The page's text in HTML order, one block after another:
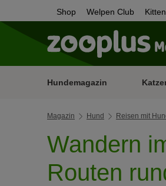
Shop Welpen Club
Hundemagazin
Magazin Hund Reisen mit
Wandern
Routen